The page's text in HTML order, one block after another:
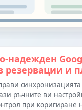
надежден
резервации и
ръчните ви
при